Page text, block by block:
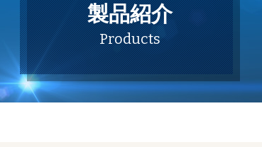
製品紹介
Products